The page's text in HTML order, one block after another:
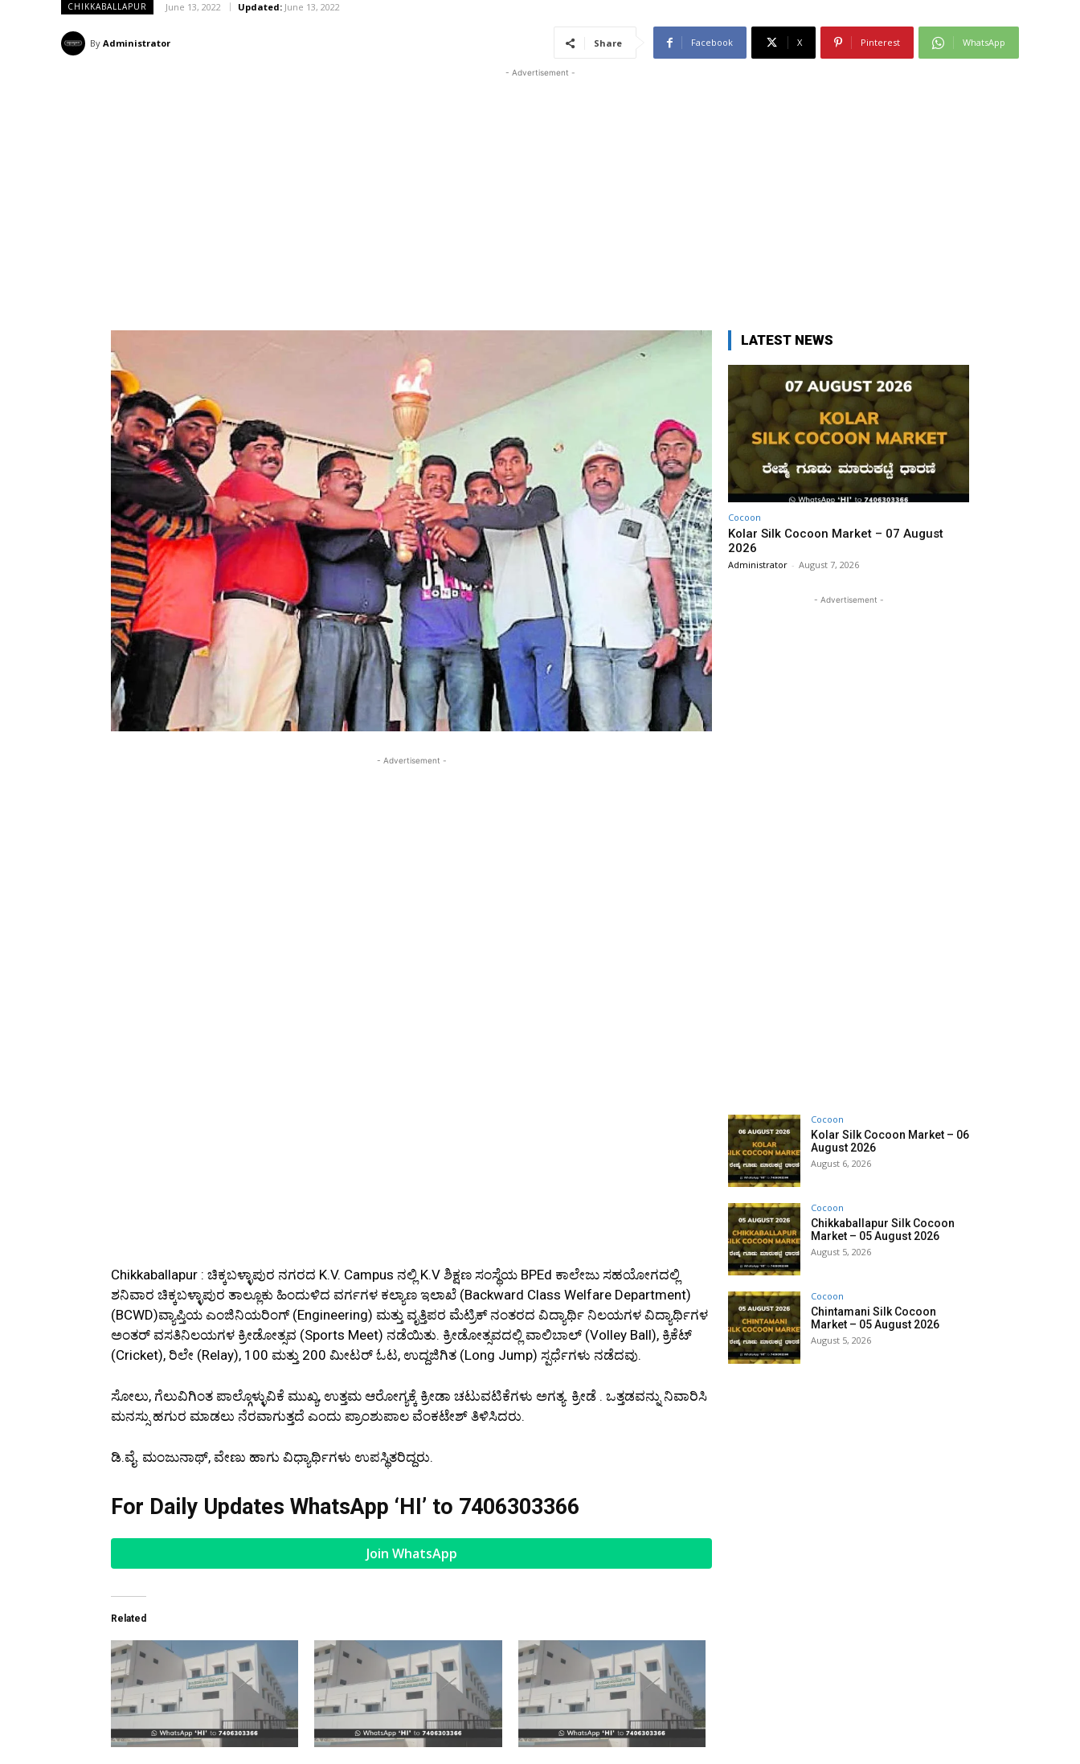
CHIKKABALLAPUR June 13, 2022 Updated: June 13, 2022
By Administrator Share Facebook X Pinterest WhatsApp
- Advertisement -
- Advertisement -
Chikkaballapur : ಚಿಕ್ಕಬಳ್ಳಾಪುರ ನಗರದ K.V. Campus ನಲ್ಲಿ K.V ಶಿಕ್ಷಣ ಸಂಸ್ಥೆಯ BPEd ಕಾಲೇಜು ಸಹಯೋಗದಲ್ಲಿ
ಶನಿವಾರ ಚಿಕ್ಕಬಳ್ಳಾಪುರ ತಾಲ್ಲೂಕು ಹಿಂದುಳಿದ ವರ್ಗಗಳ ಕಲ್ಯಾಣ ಇಲಾಖೆ (Backward Class Welfare Department)
(BCWD)ವ್ಯಾಪ್ತಿಯ ಎಂಜಿನಿಯರಿಂಗ್ (Engineering) ಮತ್ತು ವೃತ್ತಿಪರ ಮೆಟ್ರಿಕ್ ನಂತರದ ವಿದ್ಯಾರ್ಥಿ ನಿಲಯಗಳ ವಿದ್ಯಾರ್ಥಿಗಳ
ಅಂತರ್‌ ವಸತಿನಿಲಯಗಳ ಕ್ರೀಡೋತ್ಸವ (Sports Meet) ನಡೆಯಿತು. ಕ್ರೀಡೋತ್ಸವದಲ್ಲಿ ವಾಲಿಬಾಲ್ (Volley Ball), ಕ್ರಿಕೆಟ್
(Cricket), ರಿಲೇ (Relay), 100 ಮತ್ತು 200 ಮೀಟರ್ ಓಟ, ಉದ್ದಜಿಗಿತ (Long Jump) ಸ್ಪರ್ಧೆಗಳು ನಡೆದವು.
ಸೋಲು, ಗೆಲುವಿಗಿಂತ ಪಾಲ್ಗೊಳ್ಳುವಿಕೆ ಮುಖ್ಯ, ಉತ್ತಮ ಆರೋಗ್ಯಕ್ಕೆ ಕ್ರೀಡಾ ಚಟುವಟಿಕೆಗಳು ಅಗತ್ಯ. ಕ್ರೀಡೆ . ಒತ್ತಡವನ್ನು ನಿವಾರಿಸಿ
ಮನಸ್ಸು ಹಗುರ ಮಾಡಲು ನೆರವಾಗುತ್ತದೆ ಎಂದು ಪ್ರಾಂಶುಪಾಲ ವೆಂಕಟೇಶ್ ತಿಳಿಸಿದರು.
ಡಿ.ವೈ. ಮಂಜುನಾಥ್, ವೇಣು ಹಾಗು ವಿಧ್ಯಾರ್ಥಿಗಳು ಉಪಸ್ಥಿತರಿದ್ದರು.
For Daily Updates WhatsApp ‘HI’ to 7406303366
Join WhatsApp
Related
LATEST NEWS
Cocoon
Kolar Silk Cocoon Market – 07 August
2026
Administrator - August 7, 2026
- Advertisement -
Cocoon
Kolar Silk Cocoon Market – 06
August 2026
August 6, 2026
Cocoon
Chikkaballapur Silk Cocoon
Market – 05 August 2026
August 5, 2026
Cocoon
Chintamani Silk Cocoon
Market – 05 August 2026
August 5, 2026